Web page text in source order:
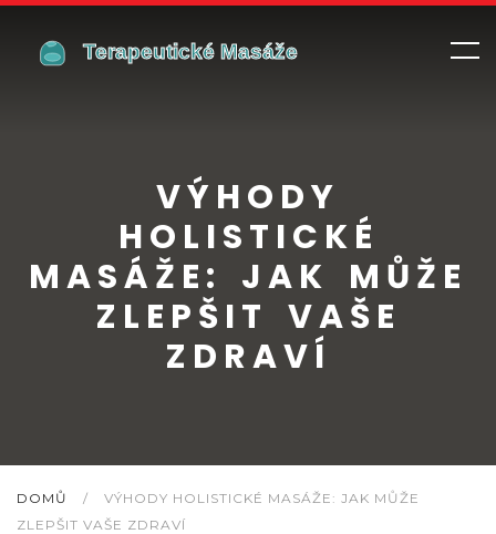
VÝHODY
HOLISTICKÉ
MASÁŽE: JAK MŮŽE
ZLEPŠIT VAŠE
ZDRAVÍ
DOMŮ /
VÝHODY HOLISTICKÉ MASÁŽE: JAK MŮŽE
ZLEPŠIT VAŠE ZDRAVÍ